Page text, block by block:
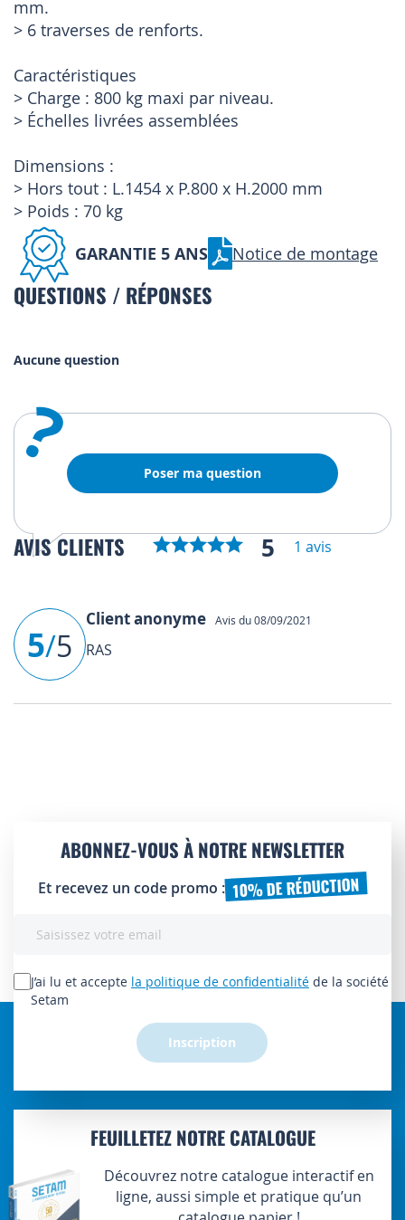
mm.
> 6 traverses de renforts.
Caractéristiques
> Charge : 800 kg maxi par niveau.
> Échelles livrées assemblées
Dimensions :
> Hors tout : L.1454 x P.800 x H.2000 mm
> Poids : 70 kg
GARANTIE 5 ANS Notice de montage
QUESTIONS / RÉPONSES
Aucune question
? Poser ma question
AVIS CLIENTS 5 1 avis
5/5
Client anonyme Avis du 08/09/2021
RAS
ABONNEZ-VOUS À NOTRE NEWSLETTER
Et recevez un code promo : 10% DE RÉDUCTION
lettre
d’information
J’ai lu et accepte la politique de confidentialité de la société
Setam
Inscription
FEUILLETEZ NOTRE CATALOGUE
Découvrez notre catalogue interactif en
ligne, aussi simple et pratique qu’un